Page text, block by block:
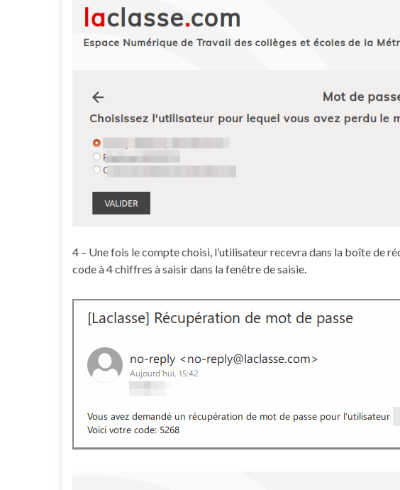
4 – Une fois le compte choisi, l’utilisateur recevra dans la boîte de
code à 4 chiffres à saisir dans la fenêtre de saisie.